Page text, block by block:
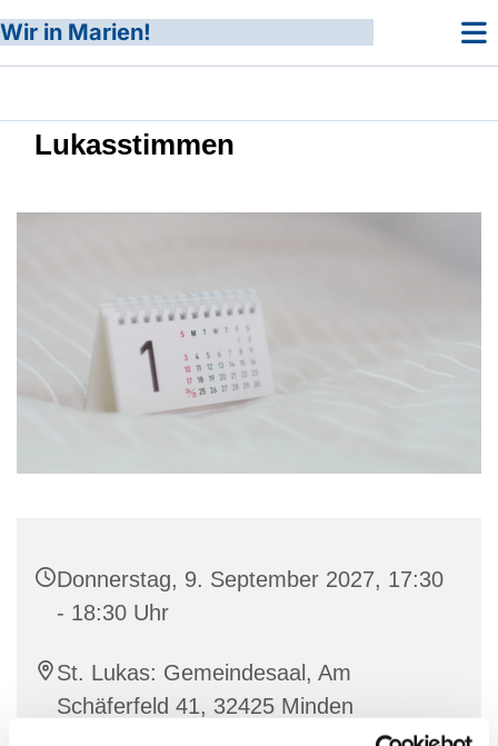
Wir in Marien!
Lukasstimmen
Donnerstag, 9. September 2027, 17:30
- 18:30 Uhr
St. Lukas: Gemeindesaal, Am
Schäferfeld 41, 32425 Minden